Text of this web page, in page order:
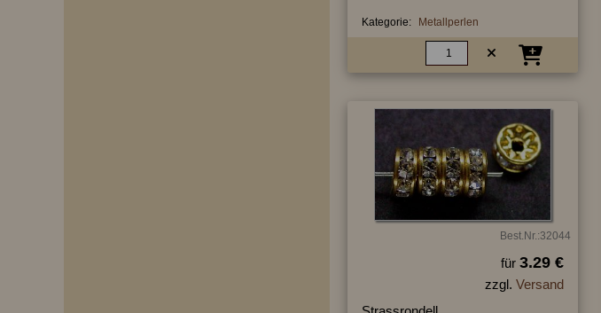
Kategorie: Metallperlen
Best.Nr.:32044
für 3.29 €
zzgl. Versand